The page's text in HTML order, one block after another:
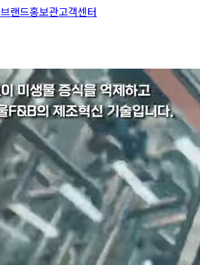
브랜드홍보관고객센터